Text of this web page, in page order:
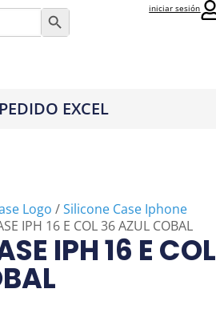
Botón de búsqueda
iniciar sesión
PEDIDO EXCEL
Logo /Silicone Case Iphone
IPH 16 E COL 36 AZUL COBAL
IPH 16 E COL